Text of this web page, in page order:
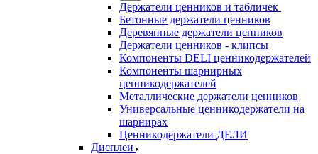
Держатели ценников и табличек
Бетонные держатели ценников
Деревянные держатели ценников
Держатели ценников - клипсы
Компоненты DELI ценникодержателей
Компоненты шарнирных
ценникодержателей
Металлические держатели ценников
Универсальные ценникодержатели на
шарнирах
Ценникодержатели ДЕЛИ
Дисплеи